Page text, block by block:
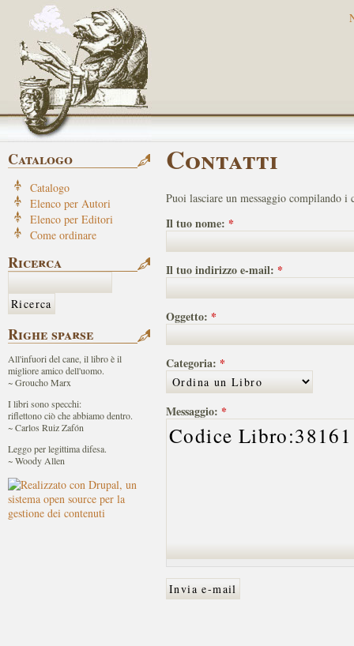
Contatti
Puoi lasciare un messaggio compilando i
Il tuo nome: *
Il tuo indirizzo e-mail: *
Oggetto: *
Categoria: *
Messaggio: *
Catalogo
Catalogo
Elenco per Autori
Elenco per Editori
Come ordinare
Ricerca
Righe sparse
All'infuori del cane, il libro è il
migliore amico dell'uomo.
~ Groucho Marx
I libri sono specchi:
riflettono ciò che abbiamo dentro.
~ Carlos Ruiz Zafón
Leggo per legittima difesa.
~ Woody Allen